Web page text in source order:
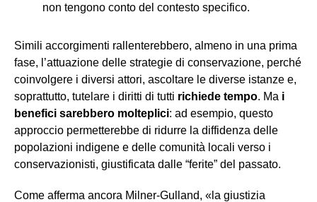
non tengono conto del contesto specifico.
Simili accorgimenti rallenterebbero, almeno in una prima
fase, l’attuazione delle strategie di conservazione, perché
coinvolgere i diversi attori, ascoltare le diverse istanze e,
soprattutto, tutelare i diritti di tutti richiede tempo. Ma i
benefici sarebbero molteplici: ad esempio, questo
approccio permetterebbe di ridurre la diffidenza delle
popolazioni indigene e delle comunità locali verso i
conservazionisti, giustificata dalle “ferite” del passato.
Come afferma ancora Milner-Gulland, «la giustizia